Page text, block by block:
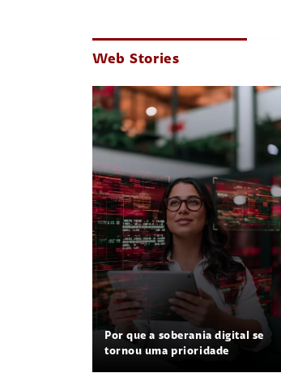
Web Stories
Por que a soberania digital se
tornou uma prioridade